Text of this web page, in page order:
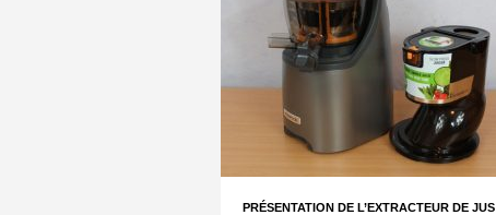
PRÉSENTATION DE L’EXTRACTEUR DE JUS